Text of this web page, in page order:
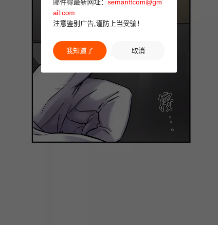
邮件得最新网址： semanttcom@gm
ail.com
注意鉴别广告,谨防上当受骗！
我知道了 取消